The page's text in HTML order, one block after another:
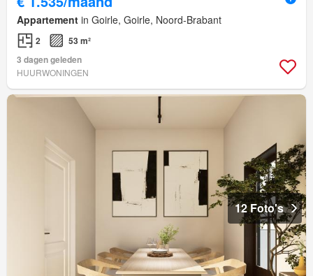
Appartement in Goirle, Goirle, Noord-Brabant
2
53 m²
3 dagen geleden
HUURWONINGEN
12 Foto's